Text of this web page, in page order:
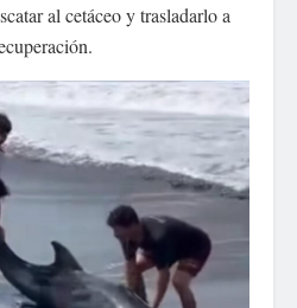
al cetáceo y trasladarlo a